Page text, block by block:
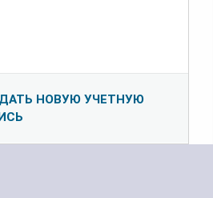
НОВУЮ УЧЕТНУЮ